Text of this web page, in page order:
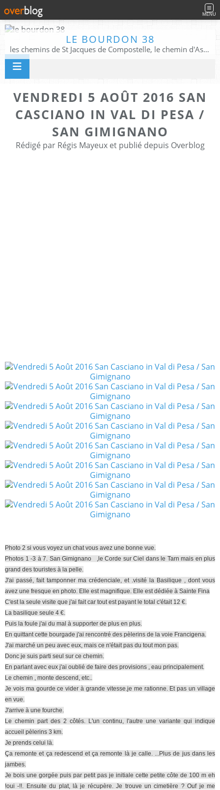
MENU
LE BOURDON 38
les chemins de St Jacques de Compostelle, le chemin d'Assise, La Voie Francigena, et autres chemins ........
VENDREDI 5 AOÛT 2016 SAN
CASCIANO IN VAL DI PESA /
SAN GIMIGNANO
Rédigé par Régis Mayeux et publié depuis Overblog
Photo 2 si vous voyez un chat vous avez une bonne vue.
Photos 1 -3 à 7. San Gimignano ,le Corde sur Ciel dans le Tarn mais en plus
grand des touristes à la pelle.
J'ai passé, fait tamponner ma crédenciale, et .visité la Basilique , dont vous
avez une fresque en photo. Elle est magnifique. Elle est dédiée à Sainte Fina
C'est la seule visite que j'ai fait car tout est payant le total c'était 12 €.
La basilique seule 4 €.
Puis la foule j'ai du mal à supporter de plus en plus.
En quittant cette bourgade j'ai rencontré des pèlerins de la voie Francigena.
J'ai marché un peu avec eux, mais ce n'était pas du tout mon pas.
Donc je suis parti seul sur ce chemin.
En parlant avec eux j'ai oublié de faire des provisions , eau principalement.
Le chemin , monte descend, etc..
Je vois ma gourde ce vider à grande vitesse.je me rationne. Et pas un village
en vue.
J'arrive à une fourche.
Le chemin part des 2 côtés. L'un continu, l'autre une variante qui indique
accueil pèlerins 3 km.
Je prends celui là.
Ça remonte et ça redescend et ça remonte là je calle. ...Plus de jus dans les
jambes.
Je bois une gorgée puis par petit pas je initiale cette petite côte de 100 m eh
!oui -!!. Ensuite du plat, là je récupère. Je trouve un cimetière ? Ouf je me